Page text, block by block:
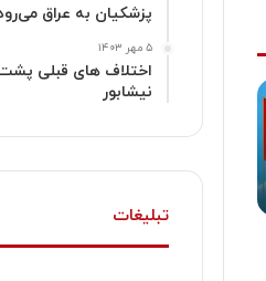
پزشکیان به عراق
۵ مهر ۱۴۰۳
اختلاف های قبلی
نیشابور
تبلیغات